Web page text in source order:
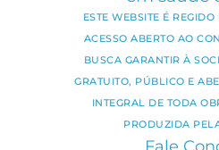
ESTE WEBSITE É
ACESSO ABERTO AO
BUSCA GARANTIR À
GRATUITO, PÚBLICO E
INTEGRAL DE TODA
PRODUZIDA
Fale